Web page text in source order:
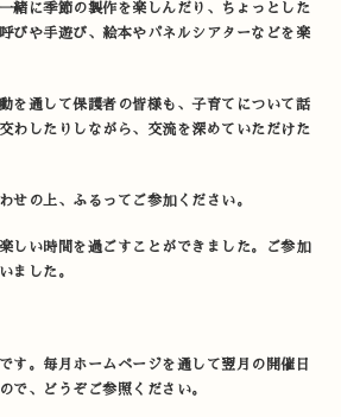
緒に季節の製作を楽しんだり、ちょっとした
びや手遊び、絵本やパネルシアターなどを楽
を通して保護者の皆様も、子育てについて話
わしたりしながら、交流を深めていただけた
せの上、ふるってご参加ください。
しい時間を過ごすことができました。ご参加
ました。
す。毎月ホームページを通して翌月の開催日
で、どうぞご参照ください。